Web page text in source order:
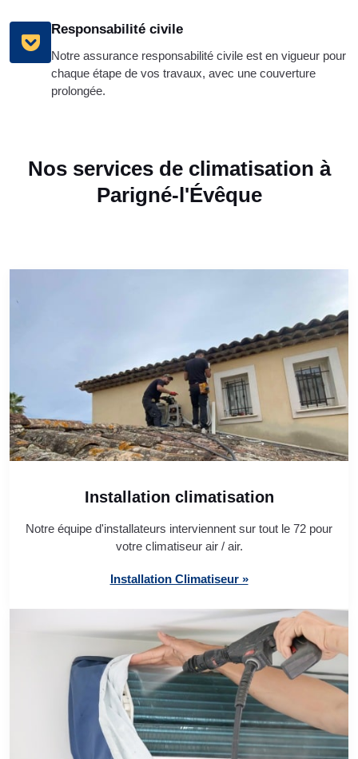
Responsabilité civile
Notre assurance responsabilité civile est en vigueur pour
chaque étape de vos travaux, avec une couverture
prolongée.
Nos services de climatisation à
Parigné-l'Évêque
Installation climatisation
Notre équipe d'installateurs interviennent sur tout le 72 pour
votre climatiseur air / air.
Installation Climatiseur »